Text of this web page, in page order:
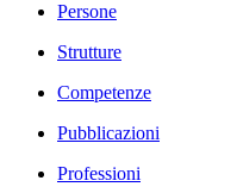
Persone
Strutture
Competenze
Pubblicazioni
Professioni